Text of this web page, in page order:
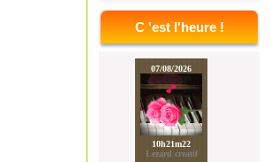
C 'est l'heure !